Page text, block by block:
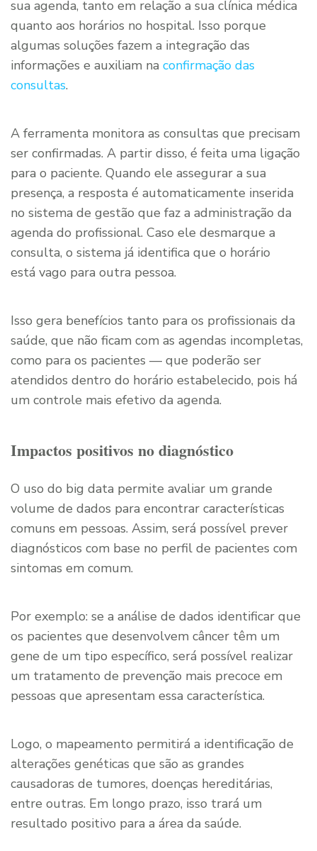
sua agenda, tanto em relação a sua clínica médica
quanto aos horários no hospital. Isso porque
algumas soluções fazem a integração das
informações e auxiliam na confirmação das
consultas.
A ferramenta monitora as consultas que precisam
ser confirmadas. A partir disso, é feita uma ligação
para o paciente. Quando ele assegurar a sua
presença, a resposta é automaticamente inserida
no sistema de gestão que faz a administração da
agenda do profissional. Caso ele desmarque a
consulta, o sistema já identifica que o horário
está vago para outra pessoa.
Isso gera benefícios tanto para os profissionais da
saúde, que não ficam com as agendas incompletas,
como para os pacientes — que poderão ser
atendidos dentro do horário estabelecido, pois há
um controle mais efetivo da agenda.
Impactos positivos no diagnóstico
O uso do big data permite avaliar um grande
volume de dados para encontrar características
comuns em pessoas. Assim, será possível prever
diagnósticos com base no perfil de pacientes com
sintomas em comum.
Por exemplo: se a análise de dados identificar que
os pacientes que desenvolvem câncer têm um
gene de um tipo específico, será possível realizar
um tratamento de prevenção mais precoce em
pessoas que apresentam essa característica.
Logo, o mapeamento permitirá a identificação de
alterações genéticas que são as grandes
causadoras de tumores, doenças hereditárias,
entre outras. Em longo prazo, isso trará um
resultado positivo para a área da saúde.